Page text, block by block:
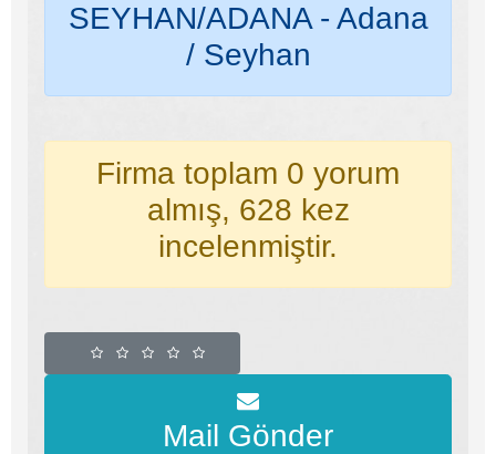
SEYHAN/ADANA - Adana
/ Seyhan
Firma toplam 0 yorum
almış, 628 kez
incelenmiştir.
Mail Gönder